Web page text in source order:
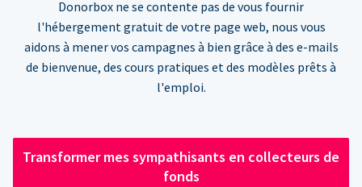
Donorbox ne se contente pas de vous fournir
l'hébergement gratuit de votre page web, nous vous
aidons à mener vos campagnes à bien grâce à des e-mails
de bienvenue, des cours pratiques et des modèles prêts à
l'emploi.
Transformer mes sympathisants en collecteurs de
fonds